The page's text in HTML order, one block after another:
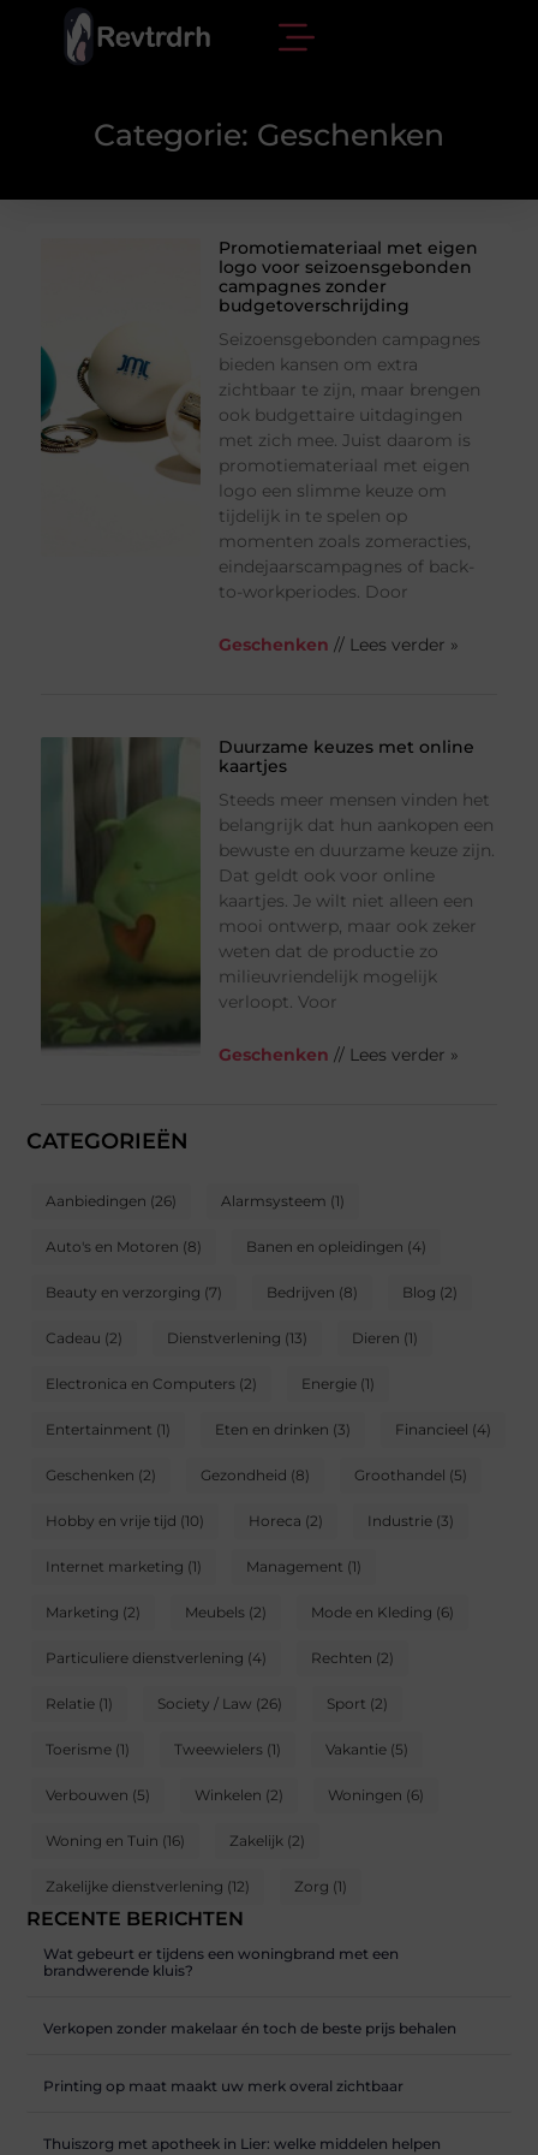
Categorie: Geschenken
CATEGORIEËN
Aanbiedingen (26) Alarmsysteem (1)
Auto's en Motoren (8) Banen en opleidingen (4)
Beauty en verzorging (7) Bedrijven (8) Blog (2)
Cadeau (2) Dienstverlening (13) Dieren (1)
Electronica en Computers (2) Energie (1)
Entertainment (1) Eten en drinken (3) Financieel (4)
Geschenken (2) Gezondheid (8) Groothandel (5)
Hobby en vrije tijd (10) Horeca (2) Industrie (3)
Internet marketing (1) Management (1)
Marketing (2) Meubels (2) Mode en Kleding (6)
Particuliere dienstverlening (4) Rechten (2)
Relatie (1) Society / Law (26) Sport (2)
Toerisme (1) Tweewielers (1) Vakantie (5)
Verbouwen (5) Winkelen (2) Woningen (6)
Woning en Tuin (16) Zakelijk (2)
Zakelijke dienstverlening (12) Zorg (1)
RECENTE BERICHTEN
Wat gebeurt er tijdens een woningbrand met een
brandwerende kluis?
Verkopen zonder makelaar én toch de beste prijs behalen
Printing op maat maakt uw merk overal zichtbaar
Thuiszorg met apotheek in Lier: welke middelen helpen
Promotiemateriaal met eigen
logo voor seizoensgebonden
campagnes zonder
budgetoverschrijding
Seizoensgebonden campagnes
bieden kansen om extra
zichtbaar te zijn, maar brengen
ook budgettaire uitdagingen
met zich mee. Juist daarom is
promotiemateriaal met eigen
logo een slimme keuze om
tijdelijk in te spelen op
momenten zoals zomeracties,
eindejaarscampagnes of back-
to-workperiodes. Door
Geschenken // Lees verder »
Duurzame keuzes met online
kaartjes
Steeds meer mensen vinden het
belangrijk dat hun aankopen een
bewuste en duurzame keuze zijn.
Dat geldt ook voor online
kaartjes. Je wilt niet alleen een
mooi ontwerp, maar ook zeker
weten dat de productie zo
milieuvriendelijk mogelijk
verloopt. Voor
Geschenken // Lees verder »